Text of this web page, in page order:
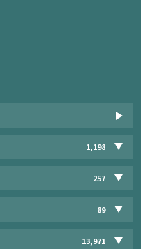
1,198
257
89
13,971